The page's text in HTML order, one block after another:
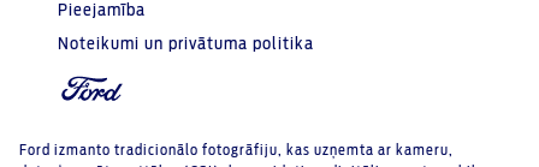
Pieejamība
Noteikumi un privātuma politika
Ford izmanto tradicionālo fotogrāfiju, kas uzņemta ar kameru,